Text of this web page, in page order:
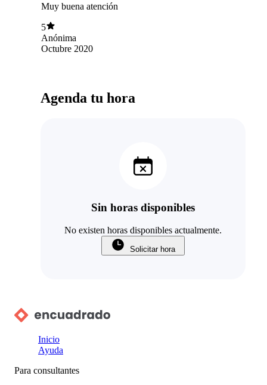
Muy buena atención
5
Anónima
Octubre 2020
Agenda tu hora
Sin horas disponibles
No existen horas disponibles actualmente.
Solicitar hora
Inicio
Ayuda
Para consultantes